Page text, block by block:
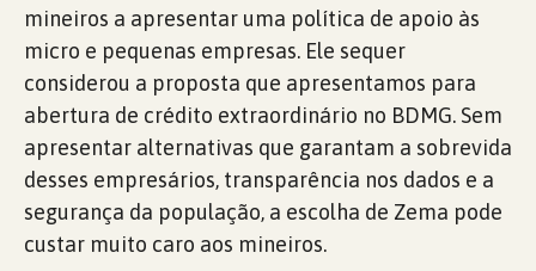
mineiros a apresentar uma política de apoio às
micro e pequenas empresas. Ele sequer
considerou a proposta que apresentamos para
abertura de crédito extraordinário no BDMG. Sem
apresentar alternativas que garantam a sobrevida
desses empresários, transparência nos dados e a
segurança da população, a escolha de Zema pode
custar muito caro aos mineiros.